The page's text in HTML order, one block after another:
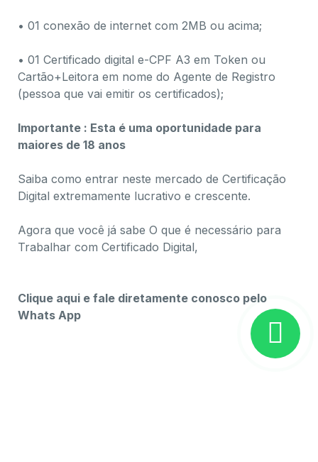
• 01 conexão de internet com 2MB ou acima;
• 01 Certificado digital e-CPF A3 em Token ou
Cartão+Leitora em nome do Agente de Registro
(pessoa que vai emitir os certificados);
Importante : Esta é uma oportunidade para
maiores de 18 anos
Saiba como entrar neste mercado de Certificação
Digital extremamente lucrativo e crescente.
Agora que você já sabe O que é necessário para
Trabalhar com Certificado Digital,
Clique aqui e fale diretamente conosco pelo
Whats App